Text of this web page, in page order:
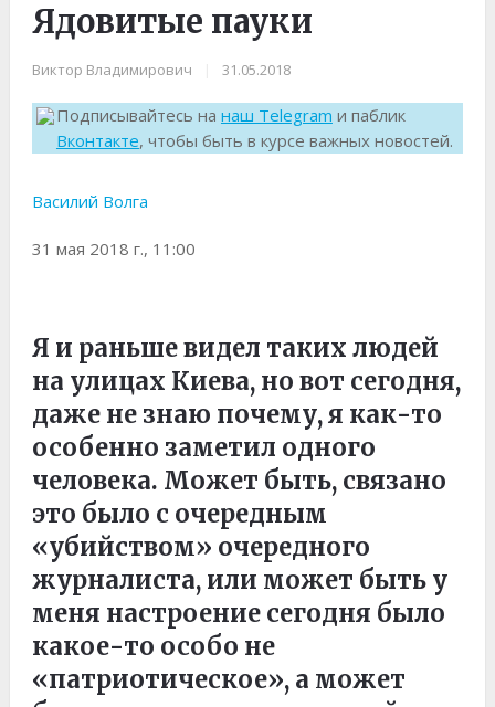
Ядовитые пауки
Виктор Владимирович 31.05.2018
Подписывайтесь на наш Telegram и паблик
Вконтакте, чтобы быть в курсе важных новостей.
Василий Волга
31 мая 2018 г., 11:00
Я и раньше видел таких людей
на улицах Киева, но вот сегодня,
даже не знаю почему, я как-то
особенно заметил одного
человека. Может быть, связано
это было с очередным
«убийством» очередного
журналиста, или может быть у
меня настроение сегодня было
какое-то особо не
«патриотическое», а может